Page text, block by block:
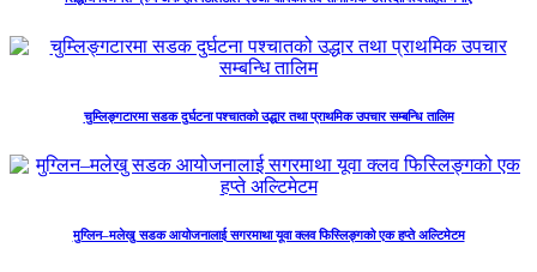
चुम्लिङ्गटारमा सडक दुर्घटना पश्चातको उद्धार तथा प्राथमिक उपचार सम्बन्धि तालिम
मुग्लिन–मलेखु सडक आयोजनालाई सगरमाथा यूवा क्लव फिस्लिङ्गको एक हप्ते अल्टिमेटम